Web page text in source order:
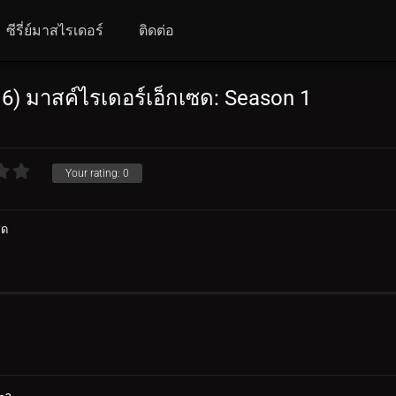
ซีรี่ย์มาสไรเดอร์ ติดต่อ
มาสค์ไรเดอร์เอ็กเซด: Season 1
Your rating: 0